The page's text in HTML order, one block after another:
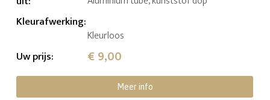
Kleurafwerking:
Kleurloos
Uw prijs: € 9,00
Meer info